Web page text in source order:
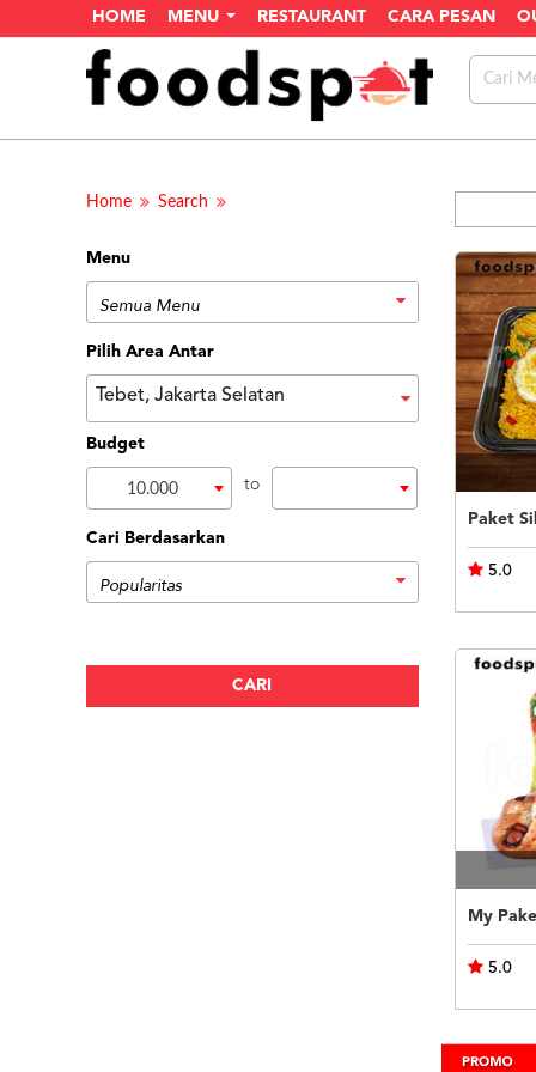
HOME MENU RESTAURANT CARA PESAN
Home Search
Menu
Pilih Area Antar
Tebet, Jakarta Selatan
Budget
10.000 to
Cari Berdasarkan
5.0
My
5.0